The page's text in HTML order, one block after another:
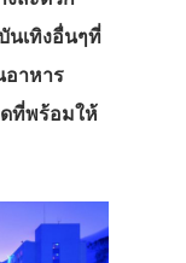
นเทิงอื่นๆที่
อาหาร
ที่พร้อมให้